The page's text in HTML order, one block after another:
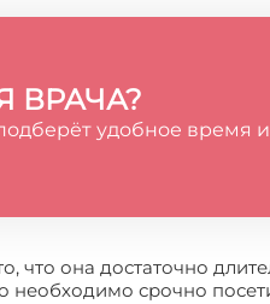
ВРАЧА?
удобное время и
что она достаточно
срочно